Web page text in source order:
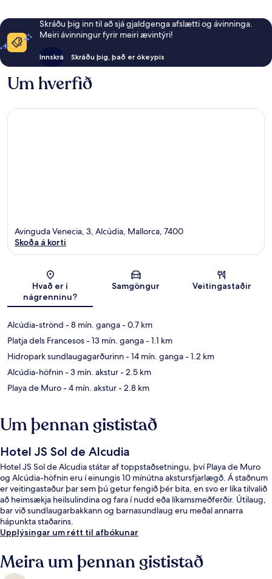
Skráðu þig inn til að sjá gjaldgenga afslætti og ávinninga.
Meiri ávinningur fyrir meiri ævintýri!
Innskrá Skráðu þig, það er ókeypis
Um hverfið
Kort
Avinguda Venecia, 3, Alcúdia, Mallorca, 7400
Skoða á korti
Hvað er í
nágrenninu?
Samgöngur Veitingastaðir
Alcúdia-strönd - 8 mín. ganga- 0.7 km
Platja dels Francesos- 13 mín. ganga- 1.1 km
Hidropark sundlaugagarðurinn- 14 mín. ganga- 1.2 km
Alcúdia-höfnin- 3 mín. akstur- 2.5 km
Playa de Muro- 4 mín. akstur- 2.8 km
Um þennan gististað
Hotel JS Sol de Alcudia
Hotel JS Sol de Alcudia státar af toppstaðsetningu, því Playa de Muro
og Alcúdia-höfnin eru í einungis 10 mínútna akstursfjarlægð. Á staðnum
er veitingastaður þar sem þú getur fengið þér bita, en svo er líka tilvalið
að heimsækja heilsulindina og fara í nudd eða líkamsmeðferðir. Útilaug,
bar við sundlaugarbakkann og barnasundlaug eru meðal annarra
hápunkta staðarins.
Upplýsingar um rétt til afbókunar
Meira um þennan gististað